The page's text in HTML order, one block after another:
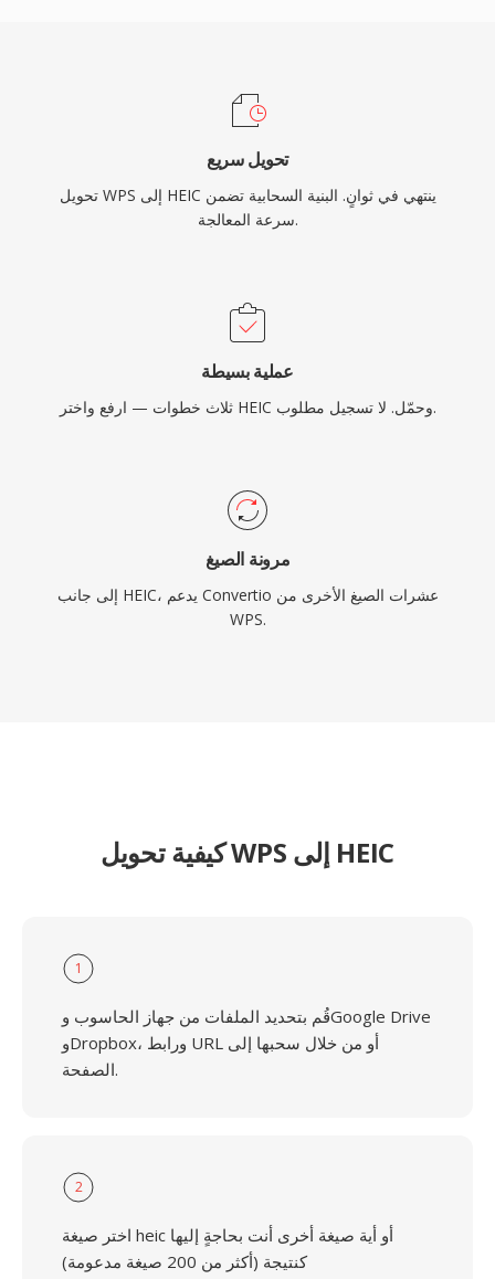
تحويل سريع
تحويل WPS إلى HEIC ينتهي في ثوانٍ. البنية السحابية تضمن
سرعة المعالجة.
عملية بسيطة
ثلاث خطوات — ارفع واختر HEIC وحمّل. لا تسجيل مطلوب.
مرونة الصيغ
إلى جانب HEIC، يدعم Convertio عشرات الصيغ الأخرى من
WPS.
كيفية تحويل WPS إلى HEIC
1
قُم بتحديد الملفات من جهاز الحاسوب وGoogle Drive
وDropbox، ورابط URL أو من خلال سحبها إلى
الصفحة.
2
اختر صيغة heic أو أية صيغة أخرى أنت بحاجةٍ إليها
كنتيجة (أكثر من 200 صيغة مدعومة)